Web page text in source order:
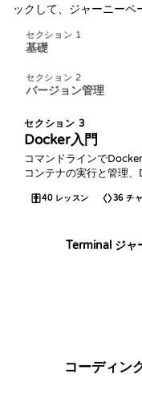
ックして、ジャーニーペ
セクション 1
基礎
セクション 2
バージョン管理
セクション 3
Docker入門
コマンドラインで
コンテナの実行と管理
40 レッスン 36 チ
Terminal ジャ
コーディン